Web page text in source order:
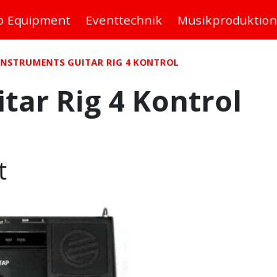
Equipment Eventtechnik Musikproduktion
GUITAR RIG 4 KONTROL
Rig 4 Kontrol